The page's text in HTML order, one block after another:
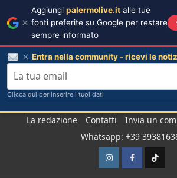
La redazione Contatti
Invia un
Whatsapp: +39
InstagramFacebook
TikTok
Aggiungi palermolive.it alle tue
fonti preferite su Google per restare
sempre informato
Entra nella community - ricevi le
Clicca qui per inserire i tuoi dati